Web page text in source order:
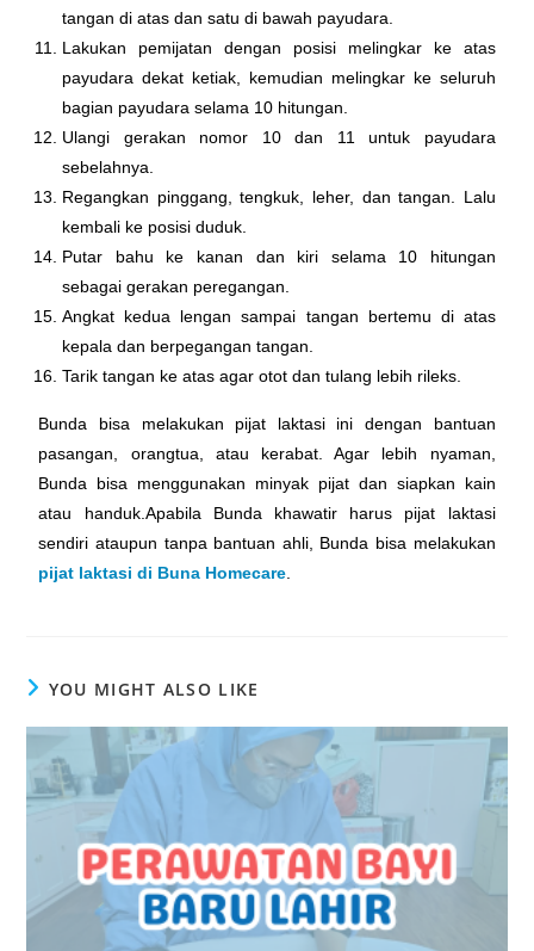
tangan di atas dan satu di bawah payudara.
Lakukan pemijatan dengan posisi melingkar ke atas
payudara dekat ketiak, kemudian melingkar ke seluruh
bagian payudara selama 10 hitungan.
Ulangi gerakan nomor 10 dan 11 untuk payudara
sebelahnya.
Regangkan pinggang, tengkuk, leher, dan tangan. Lalu
kembali ke posisi duduk.
Putar bahu ke kanan dan kiri selama 10 hitungan
sebagai gerakan peregangan.
Angkat kedua lengan sampai tangan bertemu di atas
kepala dan berpegangan tangan.
Tarik tangan ke atas agar otot dan tulang lebih rileks.
Bunda bisa melakukan pijat laktasi ini dengan bantuan
pasangan, orangtua, atau kerabat. Agar lebih nyaman,
Bunda bisa menggunakan minyak pijat dan siapkan kain
atau handuk.Apabila Bunda khawatir harus pijat laktasi
sendiri ataupun tanpa bantuan ahli, Bunda bisa melakukan
pijat laktasi di Buna Homecare
YOU MIGHT ALSO LIKE